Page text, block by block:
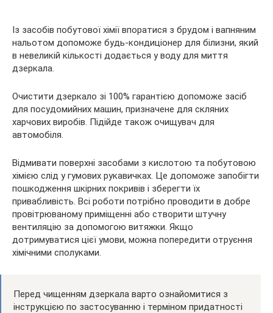
Із засобів побутової хімії впоратися з брудом і вапняним
нальотом допоможе будь-кондиціонер для білизни, який
в невеликій кількості додається у воду для миття
дзеркала.
Очистити дзеркало зі 100% гарантією допоможе засіб
для посудомийних машин, призначене для скляних
харчових виробів. Підійде також очищувач для
автомобіля.
Відмивати поверхні засобами з кислотою та побутовою
хімією слід у гумових рукавичках. Це допоможе запобігти
пошкодження шкірних покривів і зберегти їх
привабливість. Всі роботи потрібно проводити в добре
провітрюваному приміщенні або створити штучну
вентиляцію за допомогою витяжки. Якщо
дотримуватися цієї умови, можна попередити отруєння
хімічними сполуками.
Перед чищенням дзеркала варто ознайомитися з
інструкцією по застосуванню і терміном придатності